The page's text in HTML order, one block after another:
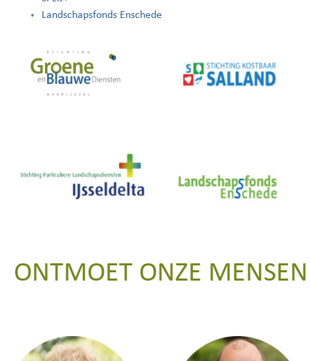
Landschapsfonds Enschede
ONTMOET ONZE MENSEN